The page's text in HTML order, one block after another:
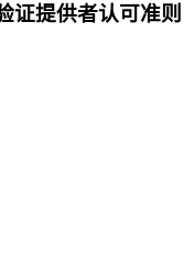
证提供者认可准则